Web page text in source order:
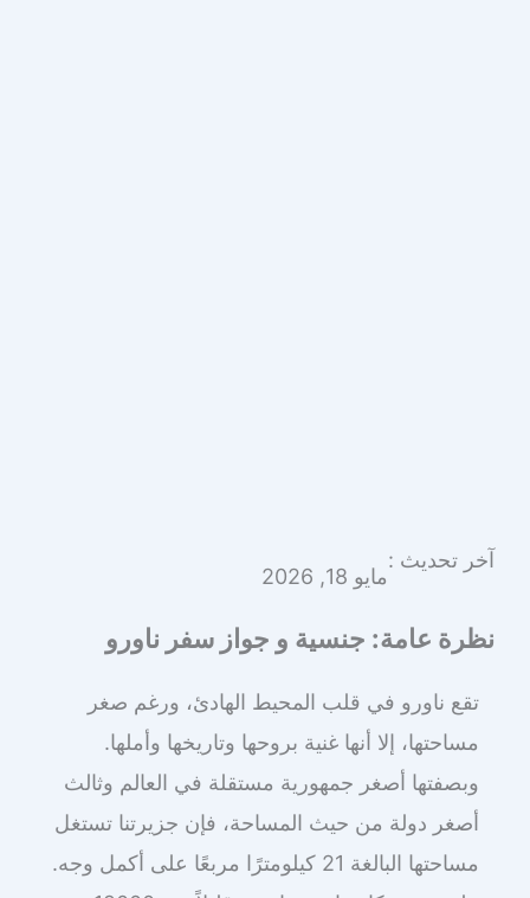
آخر تحديث :
مايو 18, 2026
نظرة عامة: جنسية و جواز سفر ناورو
تقع ناورو في قلب المحيط الهادئ، ورغم صغر
مساحتها، إلا أنها غنية بروحها وتاريخها وأملها.
وبصفتها أصغر جمهورية مستقلة في العالم وثالث
أصغر دولة من حيث المساحة، فإن جزيرتنا تستغل
مساحتها البالغة 21 كيلومترًا مربعًا على أكمل وجه.